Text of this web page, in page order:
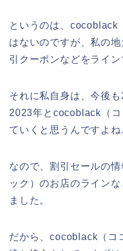
というのは、cocoblack
はないのですが、私の
引クーポンなどをライ
それに私自身は、今後
2023年とcocoblack（
ていくと思うんですよね
なので、割引セールの
ック）のお店のライン
ました。
だから、cocoblack（コ